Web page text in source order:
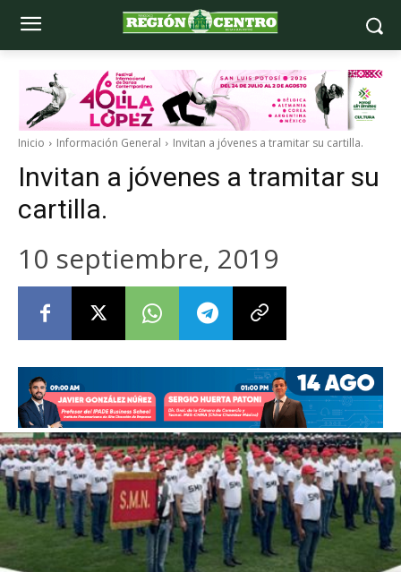
Inicio Información General Invitan a jóvenes a tramitar su cartilla.
Invitan a jóvenes a tramitar su
cartilla.
10 septiembre, 2019